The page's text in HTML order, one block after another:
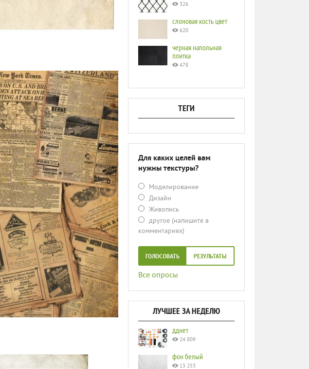
326
слоновая кость цвет
620
черная напольная
плитка
478
ТЕГИ
Для каких целей вам
нужны текстуры?
Моделирование
Дизайн
Живопись
другое (напишите в
комментариях)
ГОЛОСОВАТЬ РЕЗУЛЬТАТЫ
Все опросы
ЛУЧШЕЕ ЗА НЕДЕЛЮ
дднет
24 809
фон белый
13 253